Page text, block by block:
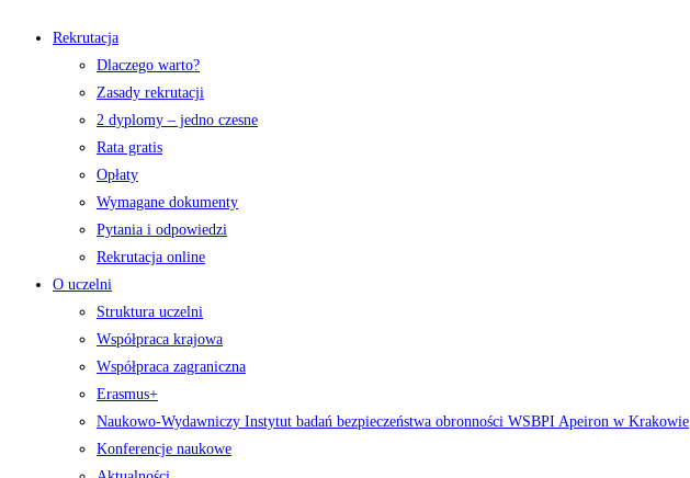
Rekrutacja
Dlaczego warto?
Zasady rekrutacji
2 dyplomy – jedno czesne
Rata gratis
Opłaty
Wymagane dokumenty
Pytania i odpowiedzi
Rekrutacja online
O uczelni
Struktura uczelni
Współpraca krajowa
Współpraca zagraniczna
Erasmus+
Naukowo-Wydawniczy Instytut badań bezpieczeństwa obronności WSBPI Apeiron w Krakowie
Konferencje naukowe